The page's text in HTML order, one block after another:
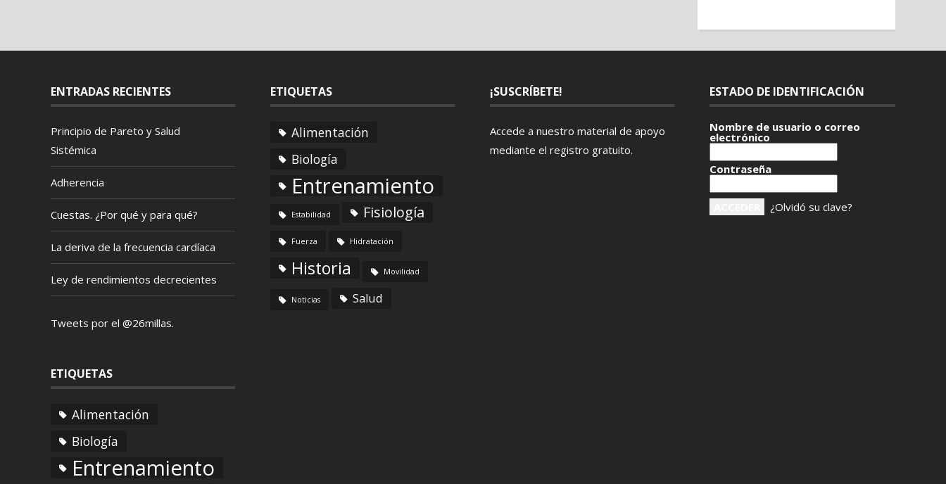
ENTRADAS RECIENTES
Principio de Pareto y Salud
Sistémica
Adherencia
Cuestas. ¿Por qué y para qué?
La deriva de la frecuencia cardíaca
Ley de rendimientos decrecientes
Tweets por el @26millas.
ETIQUETAS
Alimentación
Biología
Entrenamiento
ETIQUETAS
Alimentación
Biología
Entrenamiento
Estabilidad Fisiología
Fuerza Hidratación
Historia Movilidad
Noticias Salud
¡SUSCRÍBETE!
Accede a nuestro material de apoyo
mediante el registro gratuito.
ESTADO DE IDENTIFICACIÓN
Nombre de usuario o correo
electrónico
Contraseña
¿Olvidó su clave?